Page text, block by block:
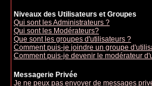
Niveaux des Utilisateurs et Groupes
Qui sont les Administrateurs ?
Qui sont les Modérateurs?
Que sont les groupes d'utilisateurs ?
Comment puis-je joindre un groupe
Comment puis-je devenir le modérateur
Messagerie Privée
Je ne peux pas envoyer de messages